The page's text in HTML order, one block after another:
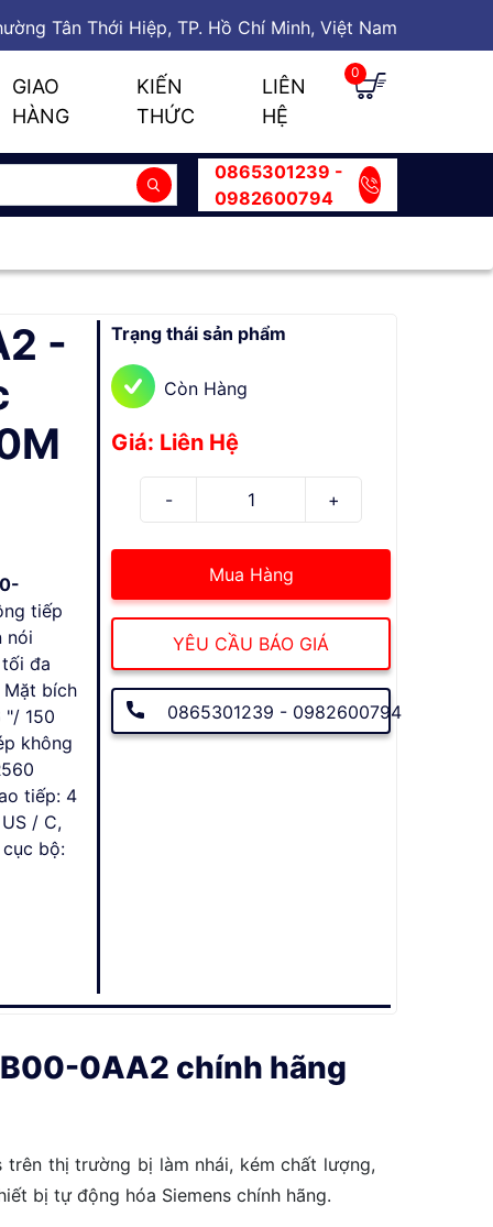
Tân Thới Hiệp, TP. Hồ Chí Minh, Việt Nam
GIAO
HÀNG
KIẾN
THỨC
LIÊN
HỆ
0
0865301239 -
0982600794
-
tiếp
nói
đa
Mặt bích
"/ 150
không
tiếp: 4
/ C,
cục bộ:
Trạng thái sản phẩm
Còn Hàng
Giá: Liên Hệ
Mua Hàng
YÊU CẦU BÁO GIÁ
0865301239 - 0982600794
0AA2 chính hãng
trên thị trường bị làm nhái, kém chất lượng,
bị tự động hóa Siemens chính hãng.